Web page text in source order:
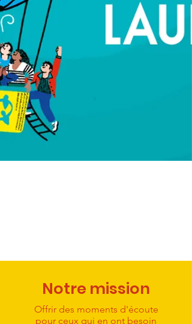
Notre mission
Offrir des moments d'écoute
pour ceux qui en ont besoin